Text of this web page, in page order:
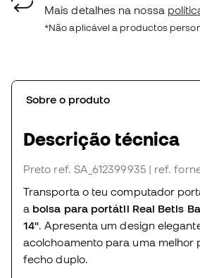
Mais detalhes na nossa
*Não aplicável a productos
Sobre o produto
Descrição técnica
Preto ref. SA_612399935 | ref.
Transporta o teu computador
a bolsa para portátil Real Betis
14''. Apresenta um design
acolchoamento para uma melhor
fecho duplo.